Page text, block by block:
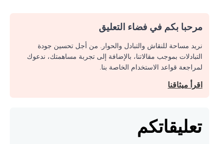
مرحبا بكم في فضاء التعليق
نريد مساحة للنقاش والتبادل والحوار. من أجل تحسين جودة
التبادلات بموجب مقالاتنا، بالإضافة إلى تجربة مساهمتك، ندعوك
لمراجعة قواعد الاستخدام الخاصة بنا.
اقرأ ميثاقنا
تعليقاتكم